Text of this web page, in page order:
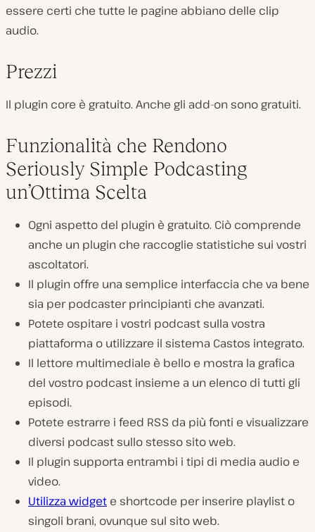
essere certi che tutte le pagine abbiano delle clip
audio.
Prezzi
Il plugin core è gratuito. Anche gli add-on sono gratuiti.
Funzionalità che Rendono
Seriously Simple Podcasting
un’Ottima Scelta
Ogni aspetto del plugin è gratuito. Ciò comprende
anche un plugin che raccoglie statistiche sui vostri
ascoltatori.
Il plugin offre una semplice interfaccia che va bene
sia per podcaster principianti che avanzati.
Potete ospitare i vostri podcast sulla vostra
piattaforma o utilizzare il sistema Castos integrato.
Il lettore multimediale è bello e mostra la grafica
del vostro podcast insieme a un elenco di tutti gli
episodi.
Potete estrarre i feed RSS da più fonti e visualizzare
diversi podcast sullo stesso sito web.
Il plugin supporta entrambi i tipi di media audio e
video.
Utilizza widget e shortcode per inserire playlist o
singoli brani, ovunque sul sito web.